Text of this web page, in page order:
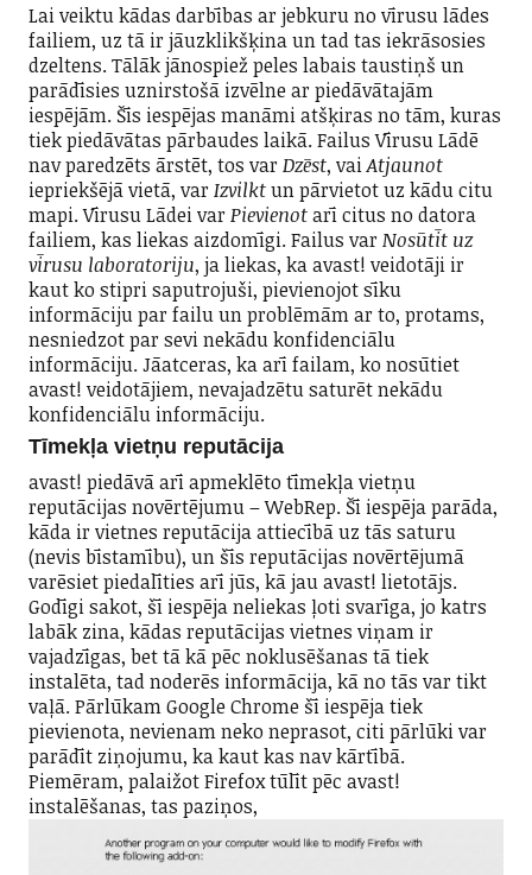
Lai veiktu kādas darbības ar jebkuru no vīrusu lādes
failiem, uz tā ir jāuzklikšķina un tad tas iekrāsosies
dzeltens. Tālāk jānospiež peles labais taustiņš un
parādīsies uznirstošā izvēlne ar piedāvātajām
iespējām. Šīs iespējas manāmi atšķiras no tām, kuras
tiek piedāvātas pārbaudes laikā. Failus Vīrusu Lādē
nav paredzēts ārstēt, tos varDzēst, vaiAtjaunot
iepriekšējā vietā, varIzvilktun pārvietot uz kādu citu
mapi. Vīrusu Lādei varPievienotarī citus no datora
failiem, kas liekas aizdomīgi. Failus varNosūtīt uz
vīrusu laboratoriju, ja liekas, ka avast! veidotāji ir
kaut ko stipri saputrojuši, pievienojot sīku
informāciju par failu un problēmām ar to, protams,
nesniedzot par sevi nekādu konfidenciālu
informāciju. Jāatceras, ka arī failam, ko nosūtiet
avast! veidotājiem, nevajadzētu saturēt nekādu
konfidenciālu informāciju.
Tīmekļa vietņu reputācija
avast! piedāvā arī apmeklēto tīmekļa vietņu
reputācijas novērtējumu – WebRep. Šī iespēja parāda,
kāda ir vietnes reputācija attiecībā uz tās saturu
(nevis bīstamību), un šīs reputācijas novērtējumā
varēsiet piedalīties arī jūs, kā jau avast! lietotājs.
Godīgi sakot, šī iespēja neliekas ļoti svarīga, jo katrs
labāk zina, kādas reputācijas vietnes viņam ir
vajadzīgas, bet tā kā pēc noklusēšanas tā tiek
instalēta, tad noderēs informācija, kā no tās var tikt
vaļā. Pārlūkam Google Chrome šī iespēja tiek
pievienota, nevienam neko neprasot, citi pārlūki var
parādīt ziņojumu, ka kaut kas nav kārtībā.
Piemēram, palaižot Firefox tūlīt pēc avast!
instalēšanas, tas paziņos,